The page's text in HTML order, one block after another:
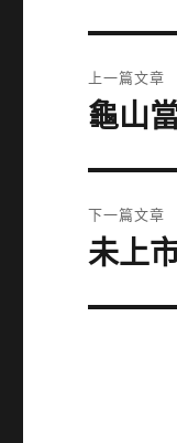
章
上一篇文章
上
篇
文
章:
龜山
下一篇文章
下
篇
未上